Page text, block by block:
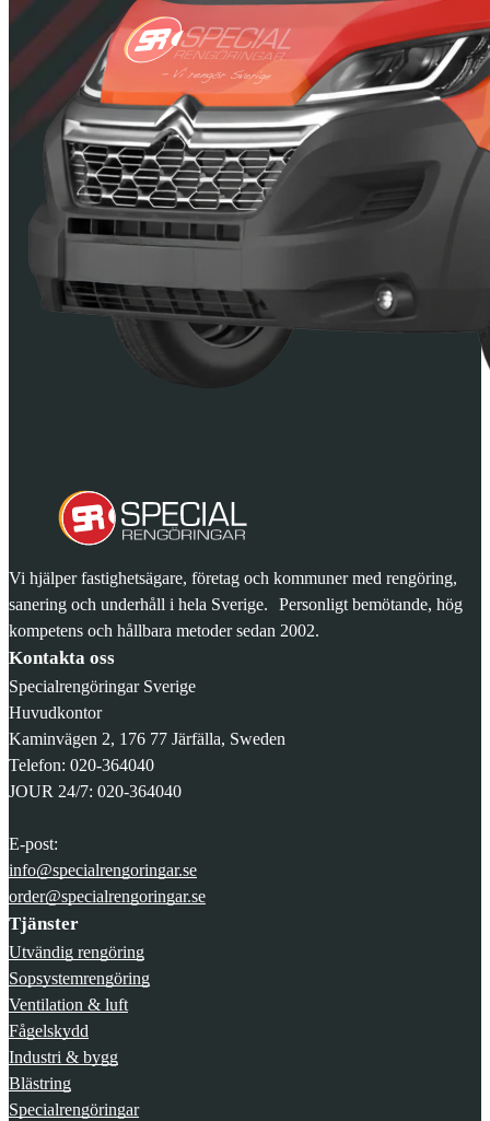
Vi hjälper fastighetsägare, företag och kommuner med rengöring,
sanering och underhåll i hela Sverige. Personligt bemötande, hög
kompetens och hållbara metoder sedan 2002.
Kontakta oss
Specialrengöringar Sverige
Huvudkontor
Kaminvägen 2, 176 77 Järfälla, Sweden
Telefon: 020-364040
JOUR 24/7: 020-364040
E-post:
info@specialrengoringar.se
order@specialrengoringar.se
Tjänster
Utvändig rengöring
Sopsystemrengöring
Ventilation & luft
Fågelskydd
Industri & bygg
Blästring
Specialrengöringar